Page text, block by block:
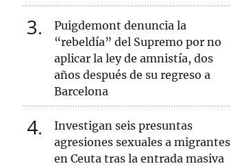
3
Puigdemont denuncia la
“rebeldía” del Supremo por no
aplicar la ley de amnistía, dos
años después de su regreso a
Barcelona
4
Investigan seis presuntas
agresiones sexuales a migrantes
en Ceuta tras la entrada masiva